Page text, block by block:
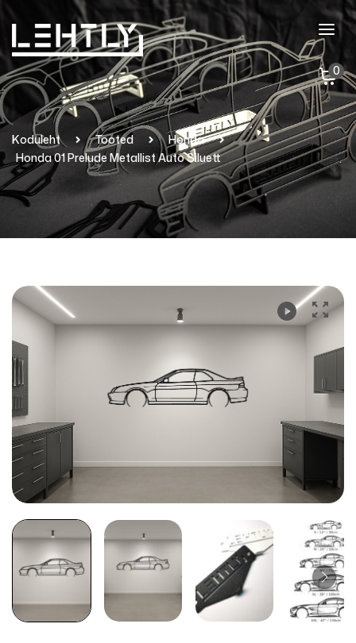
0
Koduleht Tooted
Honda
Honda 01 Prelude Metallist Auto Siluett
Video